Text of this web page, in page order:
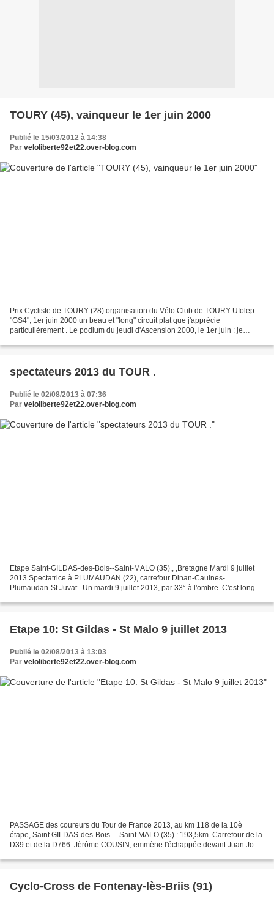
TOURY (45), vainqueur le 1er juin 2000
Publié le 15/03/2012 à 14:38
Par veloliberte92et22.over-blog.com
Prix Cycliste de TOURY (28) organisation du Vélo Club de TOURY Ufolep
"GS4", 1er juin 2000 un beau et "long" circuit plat que j'apprécie
particulièrement . Le podium du jeudi d'Ascension 2000, le 1er juin : je
spectateurs 2013 du TOUR .
Publié le 02/08/2013 à 07:36
Par veloliberte92et22.over-blog.com
Etape Saint-GILDAS-des-Bois--Saint-MALO (35),, ,Bretagne Mardi 9 juillet
2013 Spectatrice à PLUMAUDAN (22), carrefour Dinan-Caulnes-
Plumaudan-St Juvat . Un mardi 9 juillet 2013, par 33° à l'ombre. C'est long
Etape 10: St Gildas - St Malo 9 juillet 2013
Publié le 02/08/2013 à 13:03
Par veloliberte92et22.over-blog.com
PASSAGE des coureurs du Tour de France 2013, au km 118 de la 10è
étape, Saint GILDAS-des-Bois ---Saint MALO (35) : 193,5km. Carrefour de la
D39 et de la D766. Jèrôme COUSIN, emmène l'échappée devant Juan José
Cyclo-Cross de Fontenay-lès-Briis (91)